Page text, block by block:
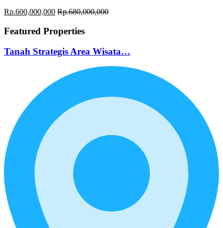
Rp.600,000,000 Rp.680,000,000
Featured Properties
Tanah Strategis Area Wisata…